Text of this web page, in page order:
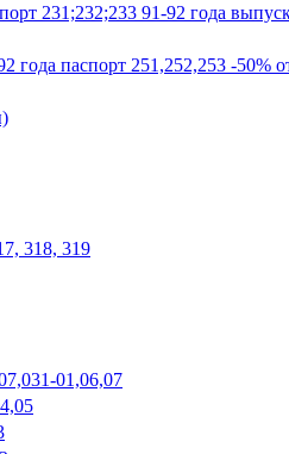
231;232;233 91-92 года
года паспорт 251,252,253 -50%
318, 319
01,06,07